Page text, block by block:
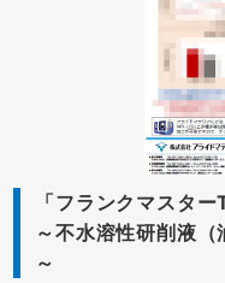
「フランクマスタ
～不水溶性研削液
～